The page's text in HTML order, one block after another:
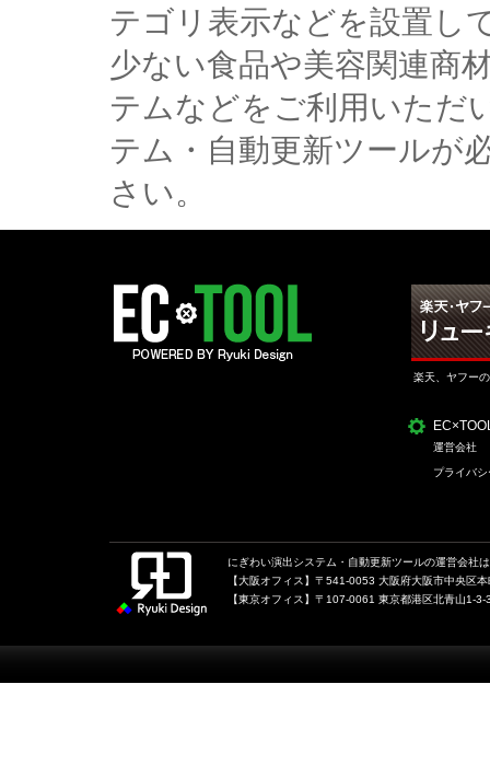
テゴリ表示などを設置し
少ない食品や美容関連商
テムなどをご利用いただ
テム・自動更新ツールが
さい。
楽天、ヤフー
運営会社
プライバ
にぎわい演出システム・自動更新ツールの運営会
【大阪オフィス】〒541-0053 大阪府大阪市中央区
【東京オフィス】〒107-0061 東京都港区北青山1-